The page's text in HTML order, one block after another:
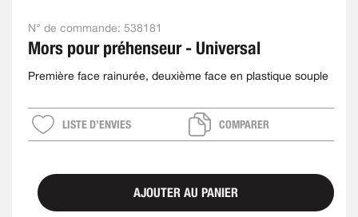
N° de commande: 538181
Mors pour préhenseur - Universal
Première face rainurée, deuxième face en plastique souple
LISTE D’ENVIES COMPARER
AJOUTER AU PANIER